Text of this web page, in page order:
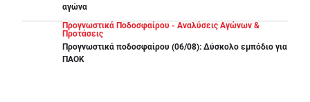
αγώνα
Προγνωστικά Ποδοσφαίρου - Αναλύσεις Αγώνων &
Προτάσεις
Προγνωστικά ποδοσφαίρου (06/08): Δύσκολο εμπόδιο για
ΠΑΟΚ